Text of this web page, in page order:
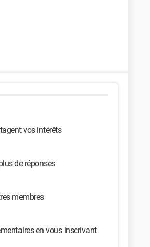
vos intérêts
de réponses
membres
en vous inscrivant